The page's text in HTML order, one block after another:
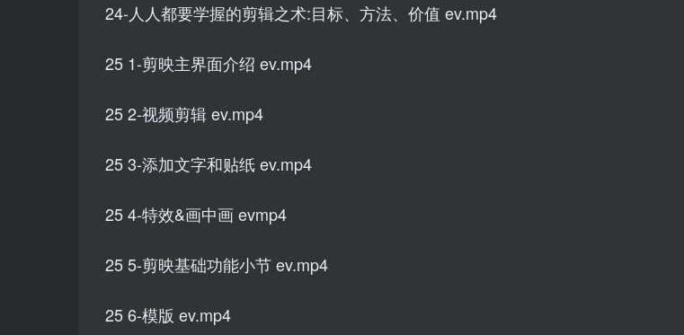
24-人人都要学握的剪辑之术:目标、方法、价值 ev.mp4
25 1-剪映主界面介绍 ev.mp4
25 2-视频剪辑 ev.mp4
25 3-添加文字和贴纸 ev.mp4
25 4-特效&画中画 evmp4
25 5-剪映基础功能小节 ev.mp4
25 6-模版 ev.mp4